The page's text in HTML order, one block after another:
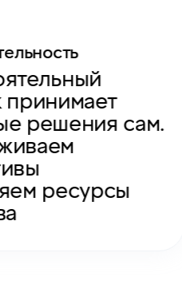
принимает
решения сам.
ресурсы